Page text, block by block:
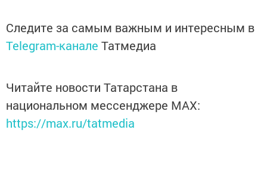
Следите за самым важным и интересным в
Telegram-канале Татмедиа
Читайте новости Татарстана в
национальном мессенджере MАХ:
https://max.ru/tatmedia